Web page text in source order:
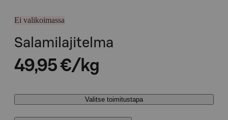
Ei valikoimassa
Salamilajitelma
49,95 €/kg
Valitse toimitustapa